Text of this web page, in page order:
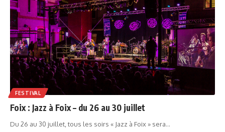
FESTIVAL
Foix : Jazz à Foix – du 26 au 30 juillet
Du 26 au 30 juillet, tous les soirs « Jazz à Foix » sera…